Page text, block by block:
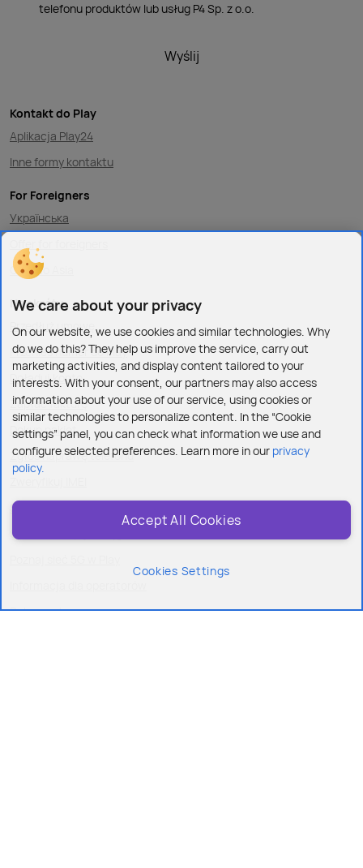
telefonu produktów lub usług P4 Sp. z o.o.
Wyślij
Kontakt do Play
Aplikacja Play24
Inne formy kontaktu
For Foreigners
Українська
Offer to Asia
Na skróty
Przedłuż umowę
Przenieś numer do Play
Doładuj konto
Zapłać fakturę
Dokup pakiet
Zgłoś naprawę telefonu
Sprawdź status przenoszenia numeru
Sprawdź mapę zasięgu
Dokumenty
We care about your privacy
On our website, we use cookies and similar technologies. Why
do we do this? They help us improve the service, carry out
marketing activities, and display content tailored to your
interests. With your consent, our partners may also access
information about your use of our service, using cookies or
similar technologies to personalize content. In the “Cookie
settings” panel, you can check what information we use and
configure selected preferences. Learn more in our privacy
policy.
Accept All Cookies
Cookies Settings